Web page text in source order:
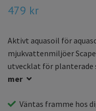
479 kr
Aktivt aquasoil för
mjukvattenmiljöer
utvecklat för planterade
mer
Väntas framme hos